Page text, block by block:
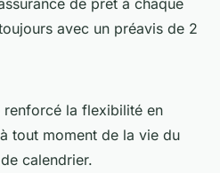
avec un préavis de 2
renforcé la flexibilité en
tout moment de la vie du
calendrier.